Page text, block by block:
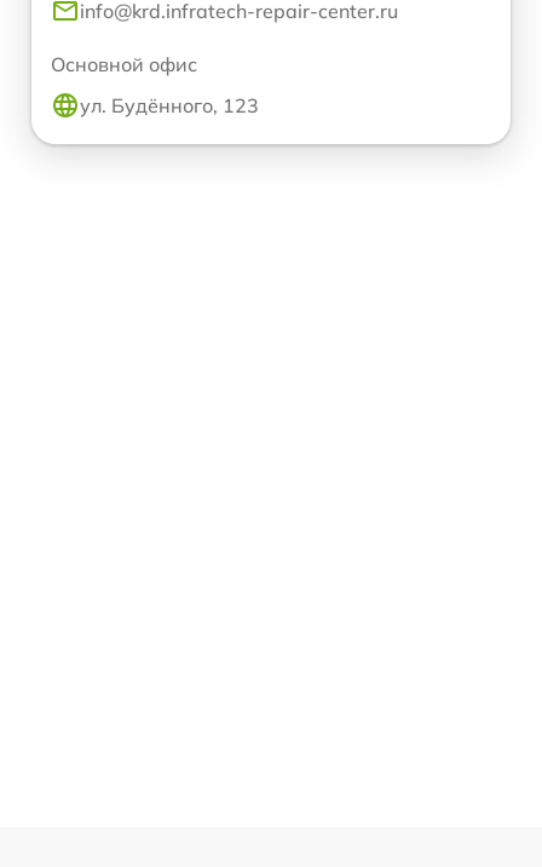
info@krd.infratech-repair-center.ru
Основной офис
ул. Будённого, 123